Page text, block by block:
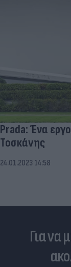
Prada: Ένα
Τοσκάνης
24.01.2023 14:58
Για να